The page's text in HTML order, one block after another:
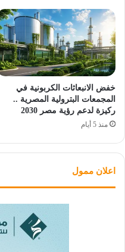
خفض الانبعاثات الكربونية في
المجمعات البترولية المصرية ..
ركيزة لدعم رؤية مصر 2030
منذ 5 أيام
اعلان ممول